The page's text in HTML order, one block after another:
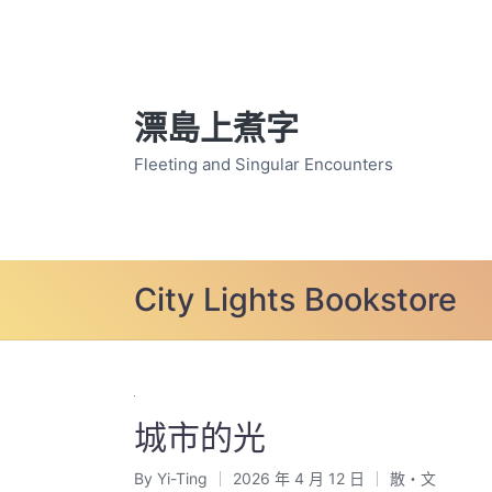
漂島上煮字
Fleeting and Singular Encounters
City Lights Bookstore
城市的光
By Yi-Ting 2026 年 4 月 12 日 散・文